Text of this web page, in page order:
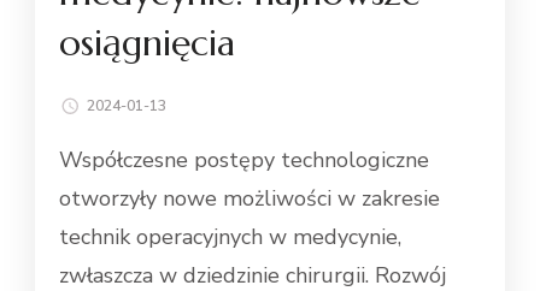
osiągnięcia
2024-01-13
Współczesne postępy technologiczne
otworzyły nowe możliwości w zakresie
technik operacyjnych w medycynie,
zwłaszcza w dziedzinie chirurgii. Rozwój